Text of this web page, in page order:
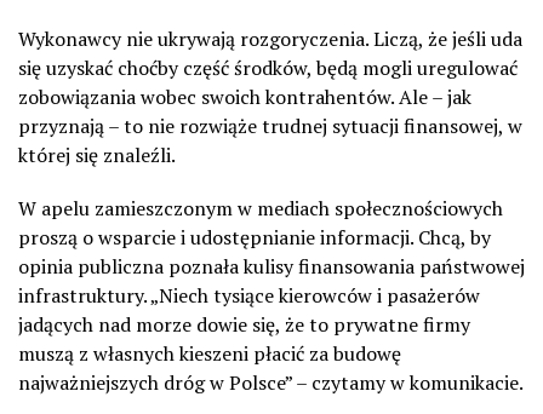
Wykonawcy nie ukrywają rozgoryczenia. Liczą, że jeśli uda
się uzyskać choćby część środków, będą mogli uregulować
zobowiązania wobec swoich kontrahentów. Ale – jak
przyznają – to nie rozwiąże trudnej sytuacji finansowej, w
której się znaleźli.
W apelu zamieszczonym w mediach społecznościowych
proszą o wsparcie i udostępnianie informacji. Chcą, by
opinia publiczna poznała kulisy finansowania państwowej
infrastruktury. „Niech tysiące kierowców i pasażerów
jadących nad morze dowie się, że to prywatne firmy
muszą z własnych kieszeni płacić za budowę
najważniejszych dróg w Polsce” – czytamy w komunikacie.